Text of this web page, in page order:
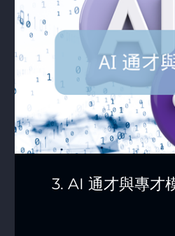
3. AI 通才與專才